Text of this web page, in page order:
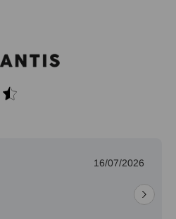
16/07/2026